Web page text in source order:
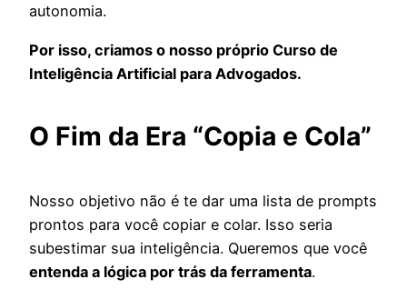
autonomia.
Por isso, criamos o nosso próprio Curso de
Inteligência Artificial para Advogados.
O Fim da Era “Copia e Cola”
Nosso objetivo não é te dar uma lista de prompts
prontos para você copiar e colar. Isso seria
subestimar sua inteligência. Queremos que você
entenda a lógica por trás da ferramenta.